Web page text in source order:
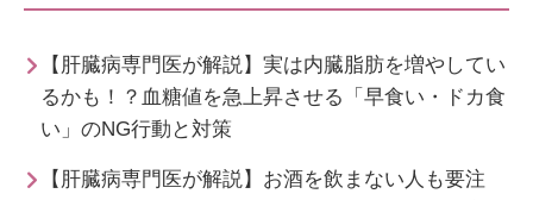
【肝臓病専門医が解説】実は内臓脂肪を増やしてい
るかも！？血糖値を急上昇させる「早食い・ドカ食
い」のNG行動と対策
【肝臓病専門医が解説】お酒を飲まない人も要注